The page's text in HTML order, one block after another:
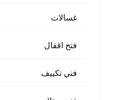
غسالات
فتح اقفال
فني تكييف